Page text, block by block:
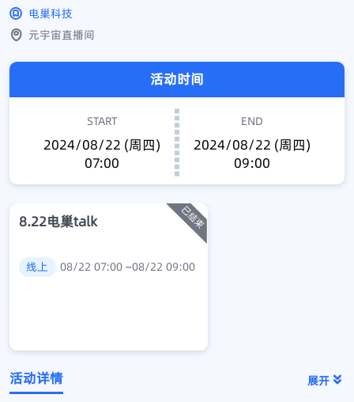
电巢科技
元宇宙直播间
活动时间
START
2024/08/22 (周四)
07:00
END
2024/08/22 (周四)
09:00
8.22电巢talk
线上 08/22 07:00 ~08/22 09:00
活动详情 展开